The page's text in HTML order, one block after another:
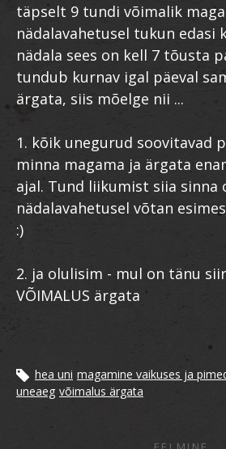
täpselt 9 tundi võimalik
nädalavahetusel tukun edasi
nädala sees on kell 7 tõusta
tundub kurnav igal päeval
ärgata, siis mõelge nii ...
1. kõik unegurud soovitavad
minna magama ja ärgata
ajal. Tund liikumist siia sinna
nädalavahetusel võtan
:)
2. ja olulisim - mul on tänu
VÕIMALUS ärgata
hea uni magamine vaikuses ja
uneaeg võimalus ärgata